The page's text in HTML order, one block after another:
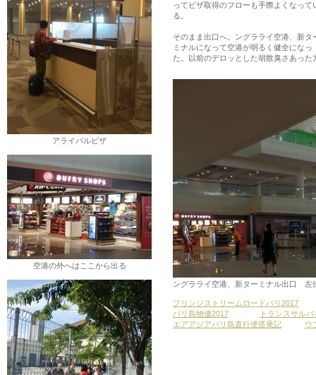
ってビザ取得のフローも手際よくなって
る。
そのまま出口へ。ングラライ空港、新タ
ミナルになって空港が明るく健全になっ
た。以前のデロッとした胡散臭さあっ
ングラライ空港、新ターミナル出口 左
フリンジストリームロードバリ2017
バリ島物価2017
トランスサル
エアアジアバリ島直行便搭乗記
ウ
アライバルビザ
空港の外へはここから出る